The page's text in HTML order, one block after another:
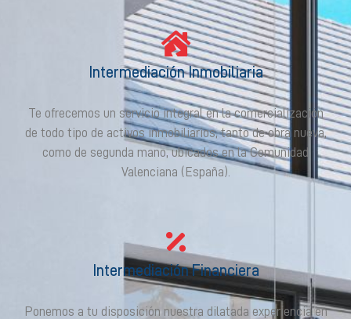
Intermediación Inmobiliaria
Te ofrecemos un servicio integral en la comercialización
de todo tipo de activos inmobiliarios, tanto de obra nueva,
como de segunda mano, ubicados en la Comunidad
Valenciana (España).
Intermediación Financiera
Ponemos a tu disposición nuestra dilatada experiencia en